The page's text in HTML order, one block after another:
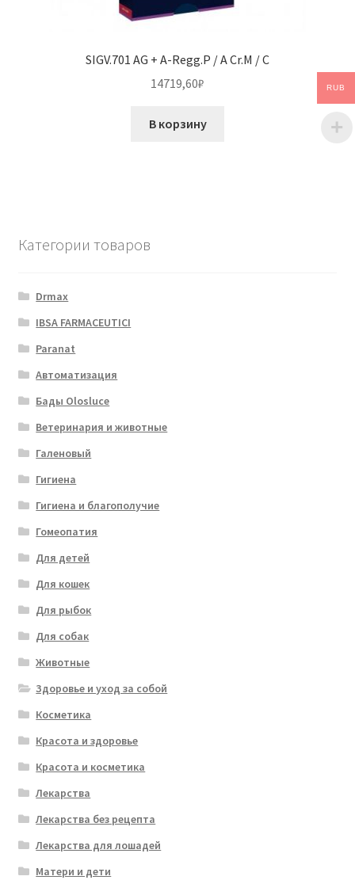
SIGV.701 AG + A-Regg.P / A Cr.M / C
14719,60₽
В корзину
Категории товаров
Drmax
IBSA FARMACEUTICI
Paranat
Автоматизация
Бады Olosluce
Ветеринария и животные
Галеновый
Гигиена
Гигиена и благополучие
Гомеопатия
Для детей
Для кошек
Для рыбок
Для собак
Животные
Здоровье и уход за собой
Косметика
Красота и здоровье
Красота и косметика
Лекарства
Лекарства без рецепта
Лекарства для лошадей
Матери и дети
RUB